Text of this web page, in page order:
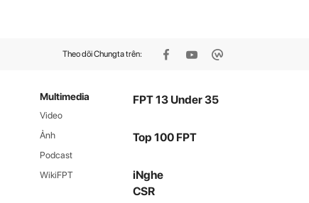
Theo dõi Chungta trên:
Multimedia
Video
Ảnh
Podcast
WikiFPT
FPT 13 Under 35
Top 100 FPT
iNghe
CSR